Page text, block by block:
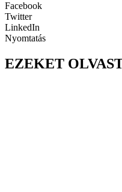
Facebook
Twitter
LinkedIn
Nyomtatás
EZEKET